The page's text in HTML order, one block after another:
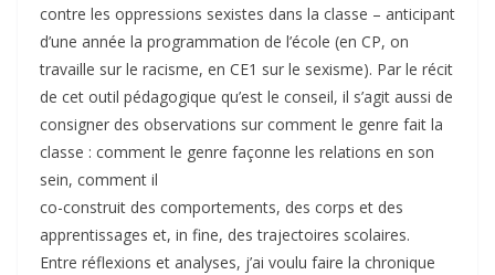
contre les oppressions sexistes dans la classe – anticipant
d’une année la programmation de l’école (en CP, on
travaille sur le racisme, en CE1 sur le sexisme). Par le récit
de cet outil pédagogique qu’est le conseil, il s’agit aussi de
consigner des observations sur comment le genre fait la
classe : comment le genre façonne les rela­tions en son
sein, comment il ­­
co-cons­truit des comportements, des corps et des
apprentissages et, in fine, des trajectoires scolaires.
Entre réflexions et analyses, j’ai voulu faire la chronique